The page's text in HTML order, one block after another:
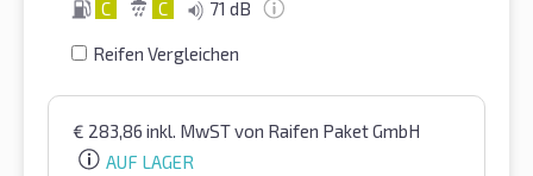
C C 71 dB
Reifen Vergleichen
€ 283,86 inkl. MwSTvon Raifen Paket GmbH
AUF LAGER